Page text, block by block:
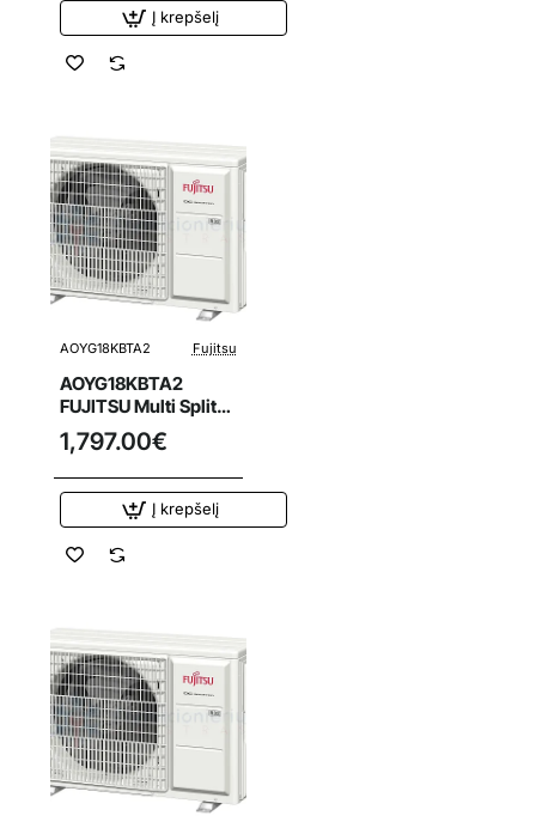
Į krepšelį
AOYG18KBTA2 Fujitsu
AOYG18KBTA2
FUJITSU Multi Split
oro kondicionierius
5.0/5.6 kW išorinis
blokas
1,797.00€
Į krepšelį